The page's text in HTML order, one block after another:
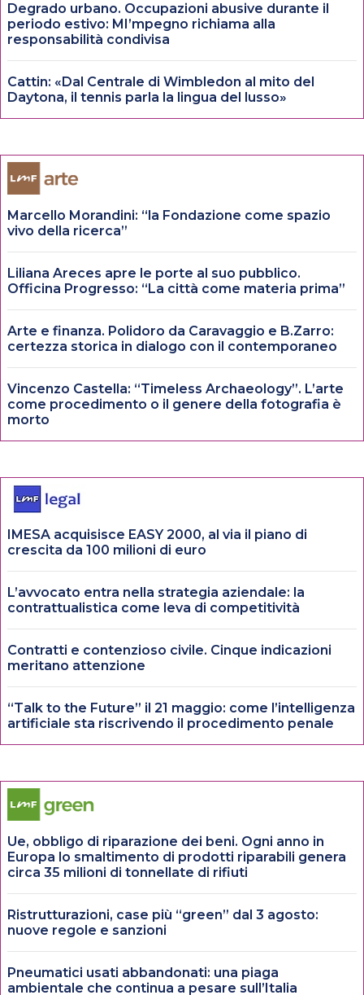
Degrado urbano. Occupazioni abusive durante il
periodo estivo: MI’mpegno richiama alla
responsabilità condivisa
Cattin: «Dal Centrale di Wimbledon al mito del
Daytona, il tennis parla la lingua del lusso»
Marcello Morandini: “la Fondazione come spazio
vivo della ricerca”
Liliana Areces apre le porte al suo pubblico.
Officina Progresso: “La città come materia prima”
Arte e finanza. Polidoro da Caravaggio e B.Zarro:
certezza storica in dialogo con il contemporaneo
Vincenzo Castella: “Timeless Archaeology”. L’arte
come procedimento o il genere della fotografia è
morto
IMESA acquisisce EASY 2000, al via il piano di
crescita da 100 milioni di euro
L’avvocato entra nella strategia aziendale: la
contrattualistica come leva di competitività
Contratti e contenzioso civile. Cinque indicazioni
meritano attenzione
“Talk to the Future” il 21 maggio: come l’intelligenza
artificiale sta riscrivendo il procedimento penale
Ue, obbligo di riparazione dei beni. Ogni anno in
Europa lo smaltimento di prodotti riparabili genera
circa 35 milioni di tonnellate di rifiuti
Ristrutturazioni, case più “green” dal 3 agosto:
nuove regole e sanzioni
Pneumatici usati abbandonati: una piaga
ambientale che continua a pesare sull’Italia